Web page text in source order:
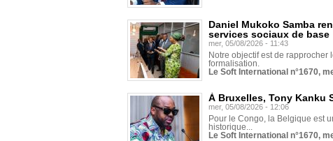
Daniel Mukoko Samba
services sociaux de base
mer, 05/08/2026 - 11:43
Notre objectif est de
formalisation.
Le Soft International n°1670,
À Bruxelles, Tony Kanku
mer, 05/08/2026 - 12:06
Pour le Congo, la Belgique est
historique...
Le Soft International n°1670,